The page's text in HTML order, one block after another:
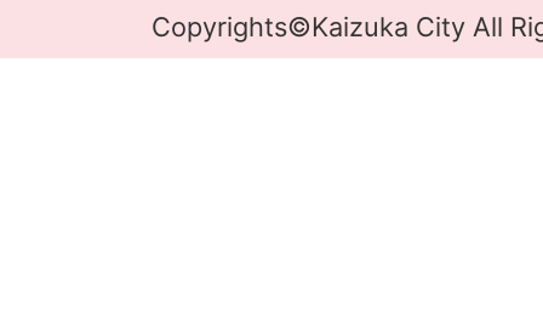
Copyrights©Kaizuka City All